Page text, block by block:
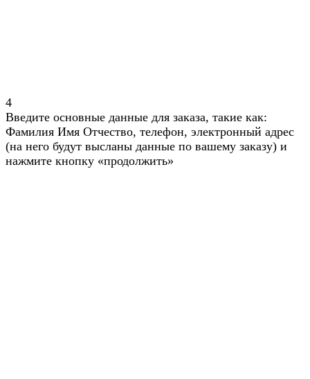
4
Введите основные данные для заказа, такие как:
Фамилия Имя Отчество, телефон, электронный адрес
(на него будут высланы данные по вашему заказу) и
нажмите кнопку «продолжить»